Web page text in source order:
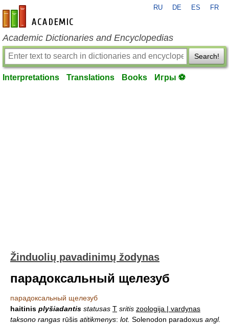
en-academic.com
RU DE ES FR
Academic Dictionaries and Encyclopedias
Search!
Interpretations Translations Books Игры ⚽
Žinduolių pavadinimų žodynas
парадоксальный щелезуб
парадоксальный щелезуб
haitinis plyšiadantis statusas T sritis zoologija | vardynas
taksono rangas rūšis atitikmenys: lot. Solenodon paradoxus angl.